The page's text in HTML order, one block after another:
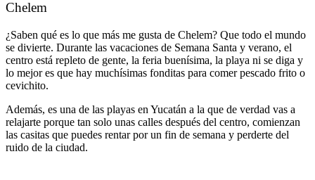
Chelem
¿Saben qué es lo que más me gusta de Chelem? Que todo el mundo
se divierte. Durante las vacaciones de Semana Santa y verano, el
centro está repleto de gente, la feria buenísima, la playa ni se diga y
lo mejor es que hay muchísimas fonditas para comer pescado frito o
cevichito.
Además, es una de las playas en Yucatán a la que de verdad vas a
relajarte porque tan solo unas calles después del centro, comienzan
las casitas que puedes rentar por un fin de semana y perderte del
ruido de la ciudad.